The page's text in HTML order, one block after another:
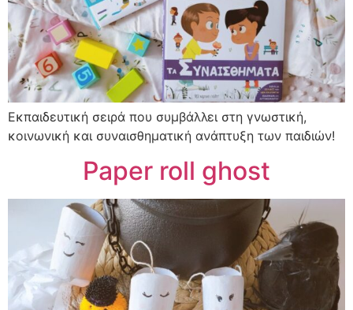
Εκπαιδευτική σειρά που συμβάλλει στη γνωστική,
κοινωνική και συναισθηματική ανάπτυξη των παιδιών!
Paper roll ghost